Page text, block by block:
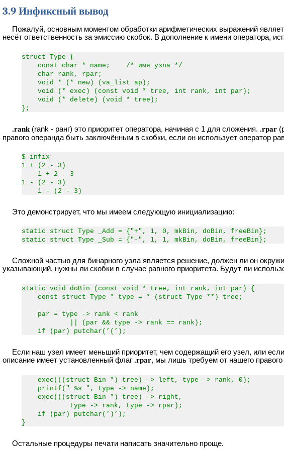
3.9 Инфиксный вывод
Пожалуй, основным моментом обработки арифметических выражений
несёт ответственность за эмиссию скобок. В дополнение к имени оператора,
struct Type {
const char * name; /* имя узла */
char rank, rpar;
void * (* new) (va_list ap);
void (* exec) (const void * tree, int rank, int par);
void (* delete) (void * tree);
};
.rank (rank - ранг) это приоритет оператора, начиная с 1 для сложения. .rpar
правого операнда быть заключённым в скобки, если он использует оператор
$ infix
1 + (2 - 3)
1 + 2 - 3
1 - (2 - 3)
1 - (2 - 3)
Это демонстрирует, что мы имеем следующую инициализацию:
static struct Type _Add = {"+", 1, 0, mkBin, doBin, freeBin};
static struct Type _Sub = {"-", 1, 1, mkBin, doBin, freeBin};
Сложной частью для бинарного узла является решение, должен ли он
указывающий, нужны ли скобки в случае равного приоритета. Будут ли
static void doBin (const void * tree, int rank, int par) {
const struct Type * type = * (struct Type **) tree;
par = type -> rank < rank
|| (par && type -> rank == rank);
if (par) putchar(’(’);
Если наш узел имеет меньший приоритет, чем содержащий его узел, или
описание имеет установленный флаг .rpar, мы лишь требуем от нашего
exec(((struct Bin *) tree) -> left, type -> rank, 0);
printf(" %s ", type -> name);
exec(((struct Bin *) tree) -> right,
type -> rank, type -> rpar);
if (par) putchar(’)’);
}
Остальные процедуры печати написать значительно проще.